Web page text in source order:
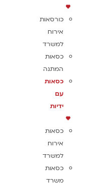
כורסאות
אירוח
למשרד
כסאות
המתנה
כסאות
עם
ידיות
כסאות
אירוח
למשרד
כסאות
משרד